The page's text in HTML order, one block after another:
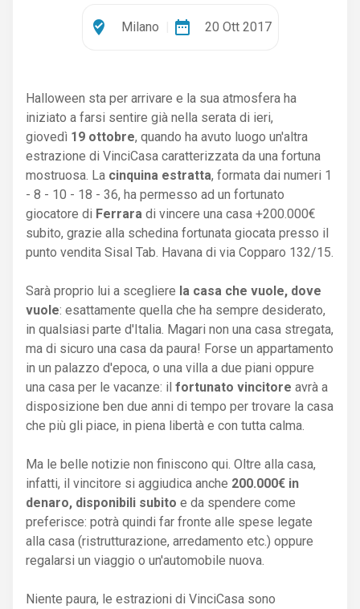
where_to_vote Milano date_range 20 Ott 2017
Halloween sta per arrivare e la sua atmosfera ha
iniziato a farsi sentire già nella serata di ieri,
giovedì 19 ottobre, quando ha avuto luogo un'altra
estrazione di VinciCasa caratterizzata da una fortuna
mostruosa. La cinquina estratta, formata dai numeri 1
- 8 - 10 - 18 - 36, ha permesso ad un fortunato
giocatore di Ferrara di vincere una casa +200.000€
subito, grazie alla schedina fortunata giocata presso il
punto vendita Sisal Tab. Havana di via Copparo 132/15.
Sarà proprio lui a scegliere la casa che vuole, dove
vuole: esattamente quella che ha sempre desiderato,
in qualsiasi parte d'Italia. Magari non una casa stregata,
ma di sicuro una casa da paura! Forse un appartamento
in un palazzo d'epoca, o una villa a due piani oppure
una casa per le vacanze: il fortunato vincitore avrà a
disposizione ben due anni di tempo per trovare la casa
che più gli piace, in piena libertà e con tutta calma.
Ma le belle notizie non finiscono qui. Oltre alla casa,
infatti, il vincitore si aggiudica anche 200.000€ in
denaro, disponibili subito e da spendere come
preferisce: potrà quindi far fronte alle spese legate
alla casa (ristrutturazione, arredamento etc.) oppure
regalarsi un viaggio o un'automobile nuova.
Niente paura, le estrazioni di VinciCasa sono